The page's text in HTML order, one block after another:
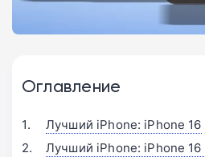
Оглавление
Лучший iPhone: iPhone 16
Лучший iPhone: iPhone 16